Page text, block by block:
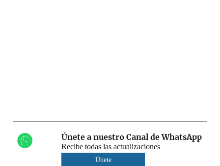
Únete a nuestro Canal de WhatsApp
Recibe todas las actualizaciones
Únete